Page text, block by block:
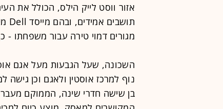
אזור ווסט לייק הילס, הכולל את
מגורים דמוי טירה עבור משפחתו -
השכונה, שעל הגבעות מעל אגם
נוף למרכז אוסטין ולאגם וכן
בן שישה חדרי שינה, הממוקם